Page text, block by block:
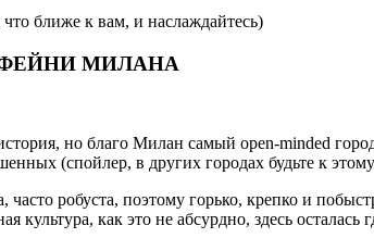
ближе к вам, и наслаждайтесь)
МИЛАНА
но благо Милан самый open-minded
(спойлер, в других городах будьте к
робуста, поэтому горько, крепко и
как это не абсурдно, здесь осталась